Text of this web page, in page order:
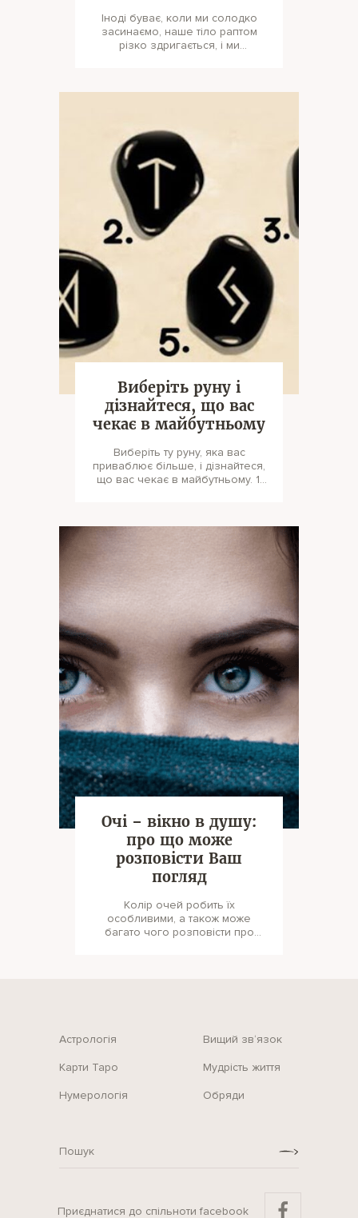
Іноді буває, коли ми солодко
засинаємо, наше тіло раптом
різко здригається, і ми
Виберіть руну і
дізнайтеся, що вас
чекає в майбутньому
Виберіть ту руну, яка вас
приваблює більше, і дізнайтеся,
що вас чекає в майбутньому. 1.
Очі – вікно в душу:
про що може
розповісти Ваш
погляд
Колір очей робить їх
особливими, а також може
багато чого розповісти про
Астрологія Вищий зв‘язок
Карти Таро Мудрість життя
Нумерологія Обряди
Приєднатися до спільноти facebook